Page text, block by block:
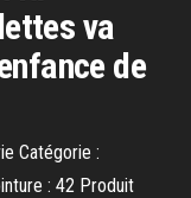
va
de
Catégorie :
: 42 Produit